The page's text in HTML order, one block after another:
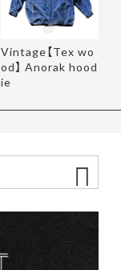
Vintage【Tex wo
od】 Anorak hood
ie